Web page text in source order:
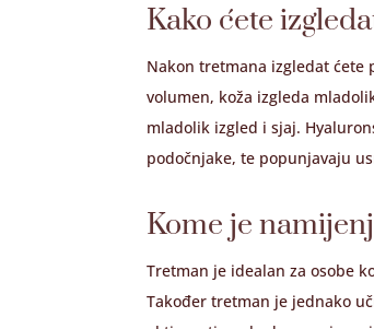
Kako ćete
Nakon tretmana izgledat ćete
volumen, koža izgleda
mladolik izgled i sjaj.
podočnjake, te popunjavaju
Kome je
Tretman je idealan za osobe
Također tretman je jednako